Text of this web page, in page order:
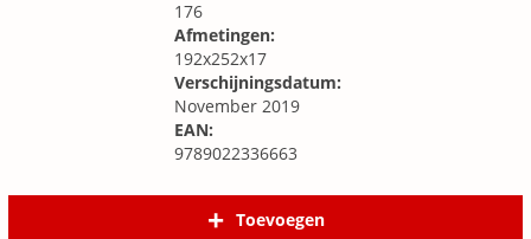
176
Afmetingen:
192x252x17
Verschijningsdatum:
November 2019
EAN:
9789022336663
Toevoegen